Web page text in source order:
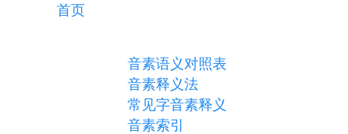
首页
音素语义对照表
音素释义法
常见字音素释义
音素索引